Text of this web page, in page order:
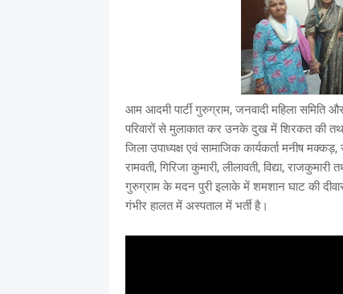
आम आदमी पार्टी गुरुग्राम, जनवादी महिला समिति
परिवारों से मुलाकात कर उनके दुख में शिरकत की
जिला उपाध्यक्ष एवं सामाजिक कार्यकर्ता मनीष
रामवती, गिरिजा कुमारी, लीलावती, विद्या,
गुरुग्राम के मदन पुरी इलाके में शमशान घाट की
गंभीर हालत में अस्पताल में भर्ती है।